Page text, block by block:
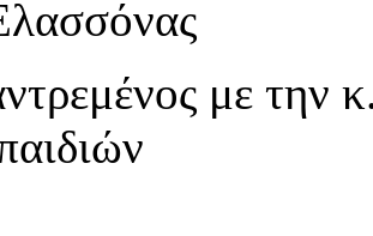
με την